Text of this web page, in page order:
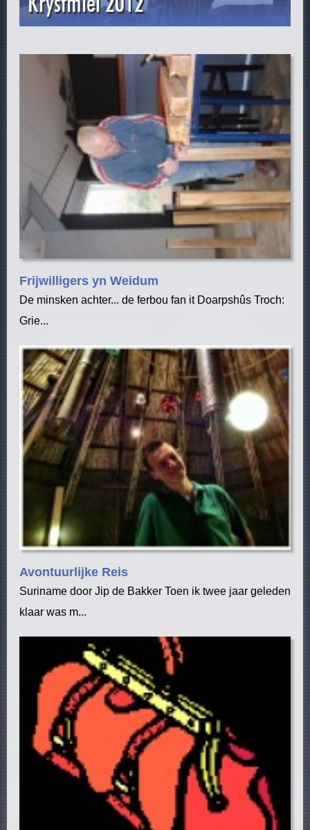
Frijwilligers yn Weidum
De minsken achter... de ferbou fan it Doarpshûs Troch:
Grie...
Avontuurlijke Reis
Suriname door Jip de Bakker Toen ik twee jaar geleden
klaar was m...